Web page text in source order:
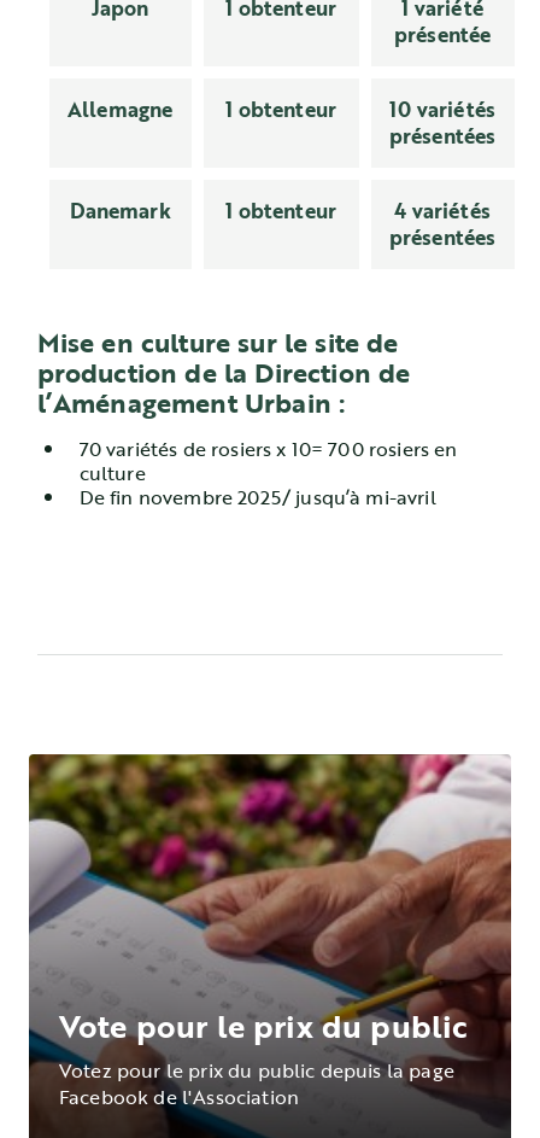
Japon 1 obtenteur
1 variété
présentée
Allemagne 1 obtenteur
10 variétés
présentées
Danemark 1 obtenteur
4 variétés
présentées
Mise en culture sur le site de
production de la Direction de
l’Aménagement Urbain :
70 variétés de rosiers x 10= 700 rosiers en
culture
De fin novembre 2025/ jusqu’à mi-avril
Vote pour le prix du public
Votez pour le prix du public depuis la page
Facebook de l'Association